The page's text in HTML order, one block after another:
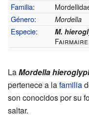
Familia:
Género: Mordella
Especie: M.
LaMordella
pertenece a lafamilia
son conocidos por su
saltar.